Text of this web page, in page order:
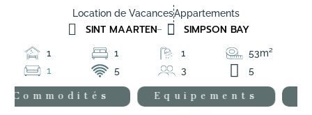
Location de VacancesAppartements
SINT MAARTEN SIMPSON BAY
1 1 1
53m²
1
5 3 5
Equipements Carte